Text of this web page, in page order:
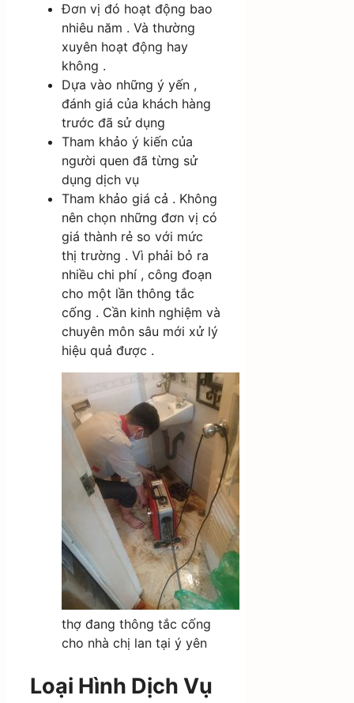
Đơn vị đó hoạt động bao
nhiêu năm . Và thường
xuyên hoạt động hay
không .
Dựa vào những ý yến ,
đánh giá của khách hàng
trước đã sử dụng
Tham khảo ý kiến của
người quen đã từng sử
dụng dịch vụ
Tham khảo giá cả . Không
nên chọn những đơn vị có
giá thành rẻ so với mức
thị trường . Vì phải bỏ ra
nhiều chi phí , công đoạn
cho một lần thông tắc
cống . Cần kinh nghiệm và
chuyên môn sâu mới xử lý
hiệu quả được .
thợ đang thông tắc cống
cho nhà chị lan tại ý yên
Loại Hình Dịch Vụ